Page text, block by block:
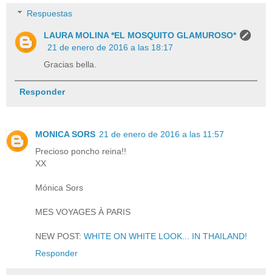
Respuestas
LAURA MOLINA *EL MOSQUITO GLAMUROSO*
21 de enero de 2016 a las 18:17
Gracias bella.
Responder
MONICA SORS 21 de enero de 2016 a las 11:57
Precioso poncho reina!!
XX
Mónica Sors
MES VOYAGES À PARIS
NEW POST: WHITE ON WHITE LOOK... IN THAILAND!
Responder